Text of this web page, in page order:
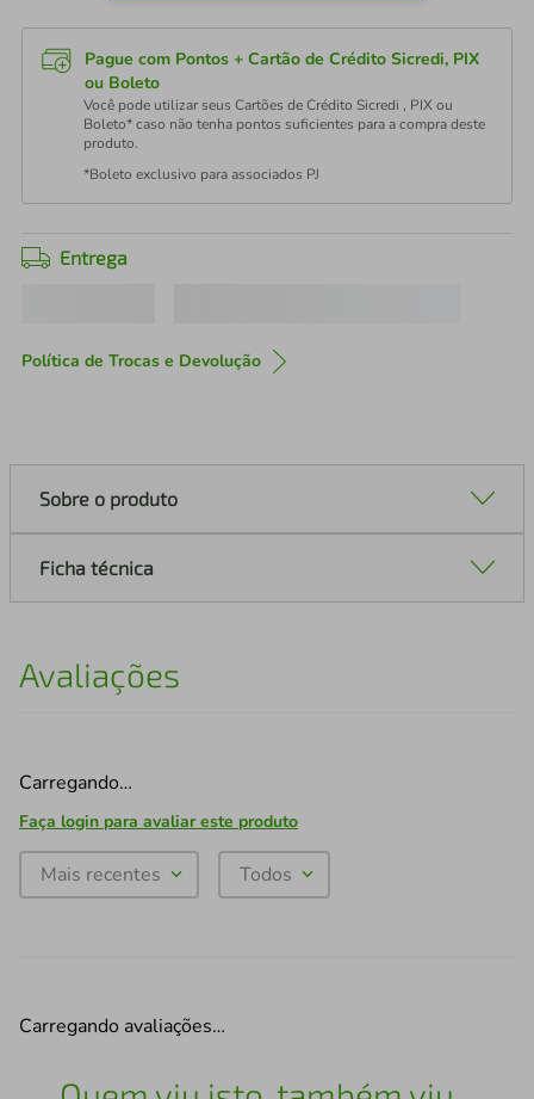
Pague com Pontos + Cartão de Crédito Sicredi, PIX
ou Boleto
Você pode utilizar seus Cartões de Crédito Sicredi , PIX ou
Boleto* caso não tenha pontos suficientes para a compra deste
produto.
*Boleto exclusivo para associados PJ
Entrega
Política de Trocas e Devolução
Sobre o produto
Ficha técnica
Avaliações
Carregando…
Faça login para avaliar este produto
Mais recentes Todos
Carregando avaliações…